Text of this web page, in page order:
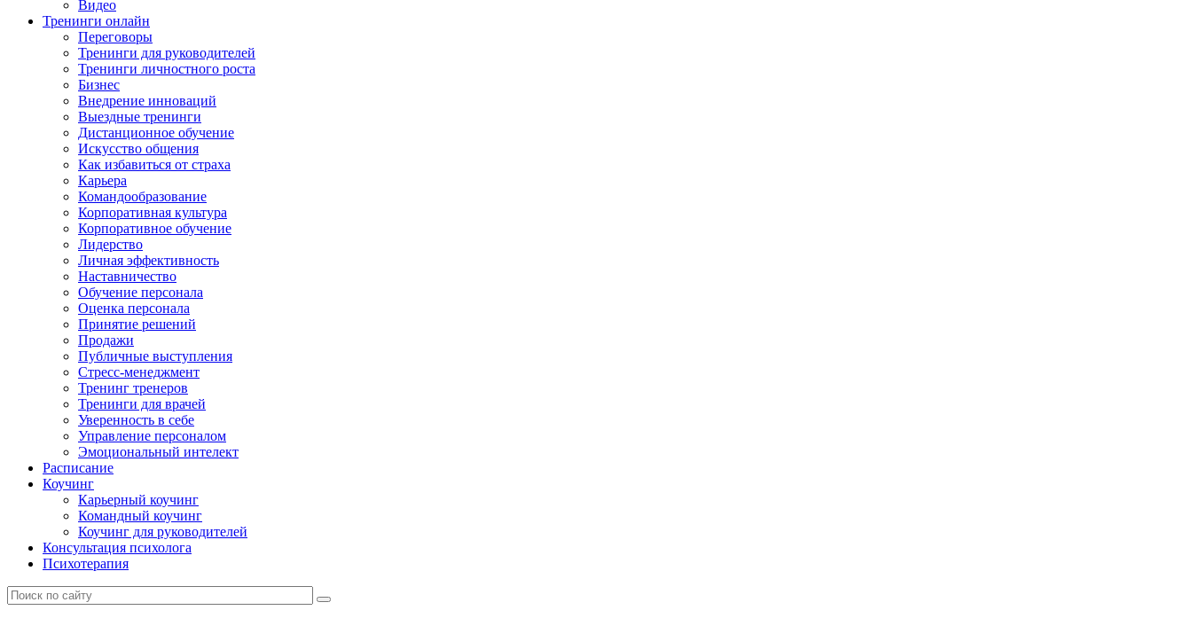
Видео
Тренинги онлайн
Переговоры
Тренинги для руководителей
Тренинги личностного роста
Бизнес
Внедрение инноваций
Выездные тренинги
Дистанционное обучение
Искусство общения
Как избавиться от страха
Карьера
Командообразование
Корпоративная культура
Корпоративное обучение
Лидерство
Личная эффективность
Наставничество
Обучение персонала
Оценка персонала
Принятие решений
Продажи
Публичные выступления
Стресс-менеджмент
Тренинг тренеров
Тренинги для врачей
Уверенность в себе
Управление персоналом
Эмоциональный интелект
Расписание
Коучинг
Карьерный коучинг
Командный коучинг
Коучинг для руководителей
Консультация психолога
Психотерапия